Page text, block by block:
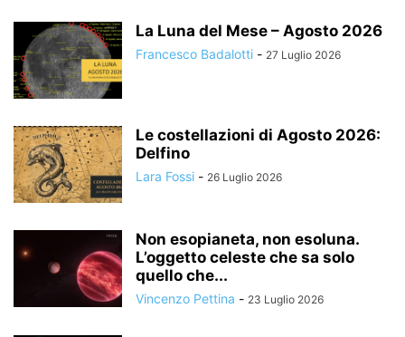
La Luna del Mese – Agosto 2026
Francesco Badalotti - 27 Luglio 2026
Le costellazioni di Agosto 2026:
Delfino
Lara Fossi - 26 Luglio 2026
Non esopianeta, non esoluna.
L’oggetto celeste che sa solo
quello che...
Vincenzo Pettina - 23 Luglio 2026